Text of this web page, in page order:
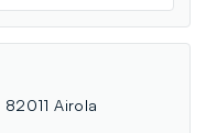
Airola